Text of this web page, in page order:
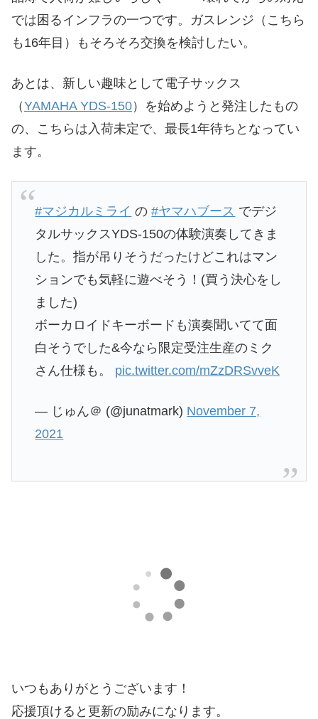
では困るインフラの一つです。ガスレンジ（こちら
も16年目）もそろそろ交換を検討したい。
あとは、新しい趣味として電子サックス
（YAMAHA YDS-150）を始めようと発注したもの
の、こちらは入荷未定で、最長1年待ちとなってい
ます。
#マジカルミライ の#ヤマハブース でデジ
タルサックスYDS-150の体験演奏してきま
した。指が吊りそうだったけどこれはマン
ションでも気軽に遊べそう！(買う決心をし
ました)
ボーカロイドキーボードも演奏聞いてて面
白そうでした&今なら限定受注生産のミク
さん仕様も。 pic.twitter.com/mZzDRSvveK
— じゅん＠ (@junatmark) November 7,
2021
いつもありがとうございます！
応援頂けると更新の励みになります。